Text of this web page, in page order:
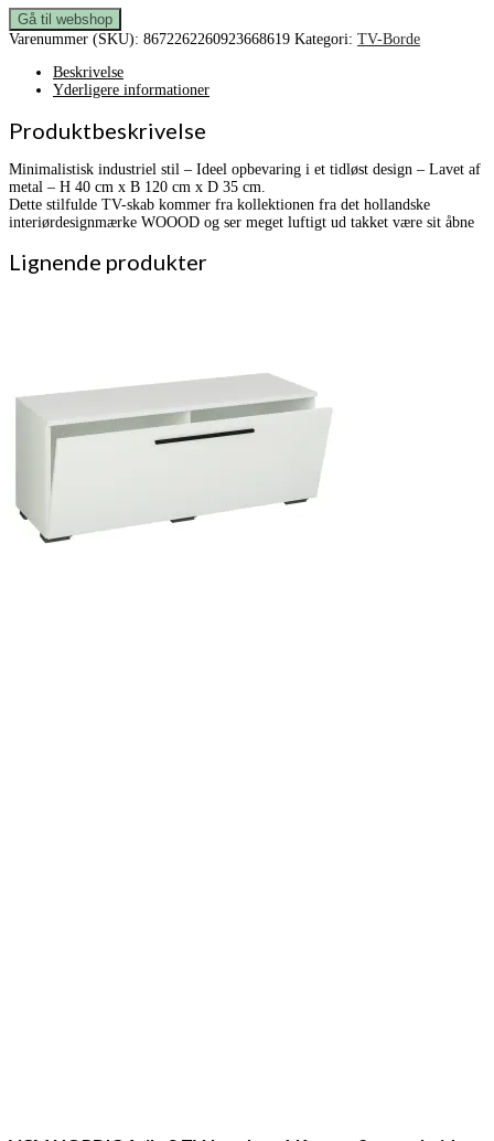
Gå til webshop
Varenummer (SKU): 8672262260923668619 Kategori: TV-Borde
Beskrivelse
Yderligere informationer
Produktbeskrivelse
Minimalistisk industriel stil – Ideel opbevaring i et tidløst design – Lavet af
metal – H 40 cm x B 120 cm x D 35 cm.
Dette stilfulde TV-skab kommer fra kollektionen fra det hollandske
interiørdesignmærke WOOOD og ser meget luftigt ud takket være sit åbne
Lignende produkter